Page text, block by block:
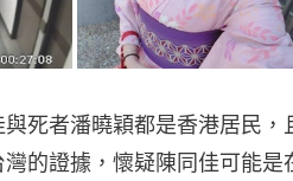
死者潘曉穎都是香港居民
的證據，懷疑陳同佳可能是